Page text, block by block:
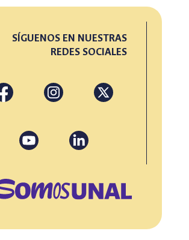
SÍGUENOS EN NUESTRAS
REDES SOCIALES